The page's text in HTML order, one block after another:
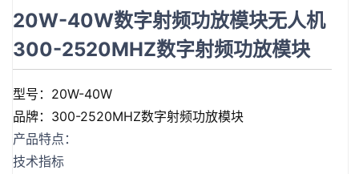
20W-40W数字射频功放模块无人机
300-2520MHZ数字射频功放模块
型号：20W-40W
品牌：300-2520MHZ数字射频功放模块
产品特点：
技术指标